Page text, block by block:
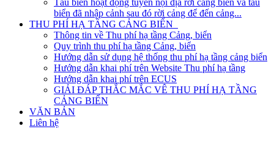
Tàu biển hoạt động tuyến nội địa rời cảng biển và tàu
biển đã nhập cảnh sau đó rời cảng để đến cảng...
THU PHÍ HẠ TẦNG CẢNG BIỂN
Thông tin về Thu phí hạ tầng Cảng, biển
Quy trình thu phí hạ tầng Cảng, biển
Hướng dẫn sử dụng hệ thống thu phí hạ tầng cảng biển
Hướng dẫn khai phí trên Website Thu phí hạ tầng
Hướng dẫn khai phí trên ECUS
GIẢI ĐÁP THẮC MẮC VÊ THU PHÍ HẠ TẦNG
CẢNG BIỂN
VĂN BẢN
Liên hệ